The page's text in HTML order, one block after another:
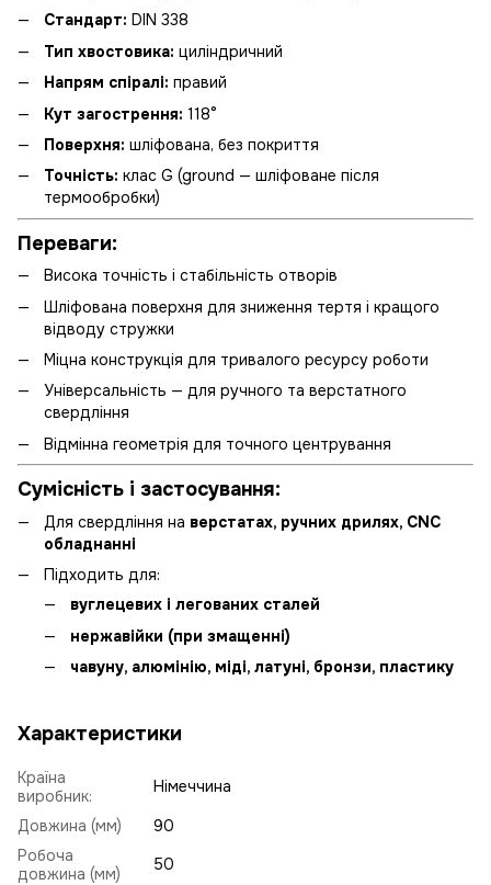
Стандарт: DIN 338
Тип хвостовика: циліндричний
Напрям спіралі: правий
Кут загострення: 118°
Поверхня: шліфована, без покриття
Точність: клас G (ground — шліфоване після
термообробки)
Переваги:
Висока точність і стабільність отворів
Шліфована поверхня для зниження тертя і кращого
відводу стружки
Міцна конструкція для тривалого ресурсу роботи
Універсальність — для ручного та верстатного
свердління
Відмінна геометрія для точного центрування
Сумісність і застосування:
Для свердління на верстатах, ручних дрилях, CNC
обладнанні
Підходить для:
вуглецевих і легованих сталей
нержавійки (при змащенні)
чавуну, алюмінію, міді, латуні, бронзи, пластику
Характеристики
Країна
виробник:
Німеччина
Довжина (мм)
90
Робоча
довжина (мм)
50